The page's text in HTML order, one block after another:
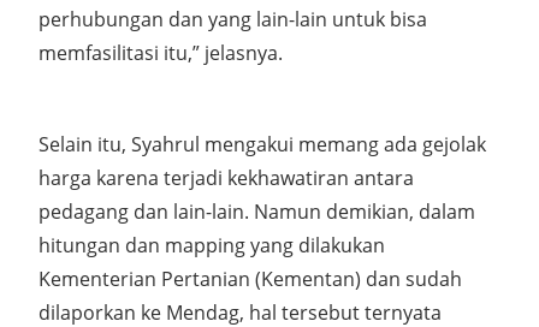
perhubungan dan yang lain-lain untuk bisa
memfasilitasi itu,” jelasnya.
Selain itu, Syahrul mengakui memang ada gejolak
harga karena terjadi kekhawatiran antara
pedagang dan lain-lain. Namun demikian, dalam
hitungan dan mapping yang dilakukan
Kementerian Pertanian (Kementan) dan sudah
dilaporkan ke Mendag, hal tersebut ternyata